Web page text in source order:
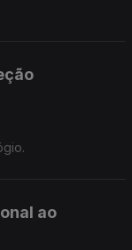
ao